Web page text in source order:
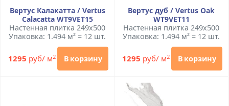
Вертус Калакатта / Vertus
Calacatta WT9VET15
Настенная плитка 249x500
Упаковка: 1.494 м² = 12 шт.
1295 руб/ м2 В корзину
Вертус дуб / Vertus Oak
WT9VET11
Настенная плитка 249x500
Упаковка: 1.494 м² = 12 шт.
1295 руб/ м2 В корзину